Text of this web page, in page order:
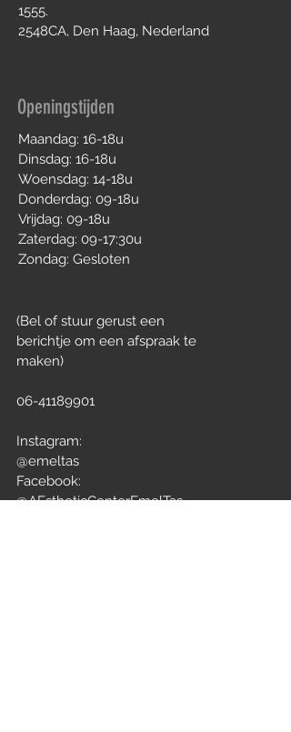
1555.
2548CA, Den Haag, Nederland
Openingstijden
Maandag: 16-18u
Dinsdag: 16-18u
Woensdag: 14-18u
Donderdag: 09-18u
Vrijdag: 09-18u
Zaterdag: 09-17:30u
Zondag: Gesloten
(Bel of stuur gerust een
berichtje om een afspraak te
maken)
06-41189901
Instagram:
@emeltas
Facebook:
@AEstheticCenterEmelTas